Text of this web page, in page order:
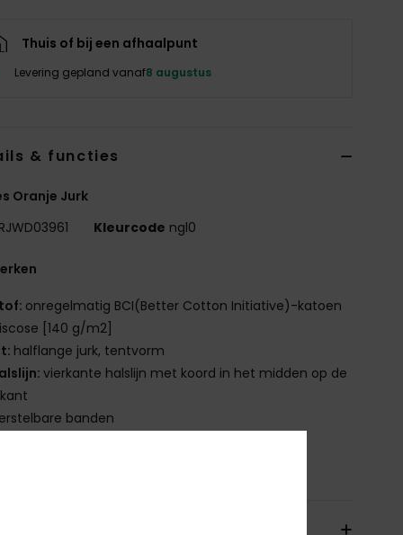
Thuis of bij een afhaalpunt
Levering gepland vanaf8 augustus
& functies
Oranje Jurk
Kleurcode ngl0
onregelmatig BCI(Better Cotton Initiative)-katoen
[140 g/m2]
halflange jurk, tentvorm
vierkante halslijn met koord in het midden op de
banden